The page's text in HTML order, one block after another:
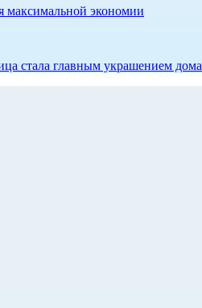
максимальной экономии
стала главным украшением дома